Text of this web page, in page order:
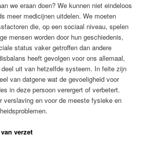
we eraan doen? We kunnen niet eindeloos
meer medicijnen uitdelen. We moeten
die, op een sociaal niveau, spelen
mensen worden door hun geschiedenis,
status vaker getroffen dan andere
heeft gevolgen voor ons allemaal,
uit van hetzelfde systeem. In feite zijn
van datgene wat de gevoeligheid voor
in deze persoon verergert of verbetert.
verslaving en voor de meeste fysieke en
verzet